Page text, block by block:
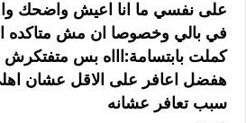
على نفسي ما انا اعيش واضحك
في بالي وخصوصا ان مش متاكده
كملت بابتسامة:اااه بس متفتكرش
هفضل اعافر على الاقل عشان
سبب تعافر عشانه